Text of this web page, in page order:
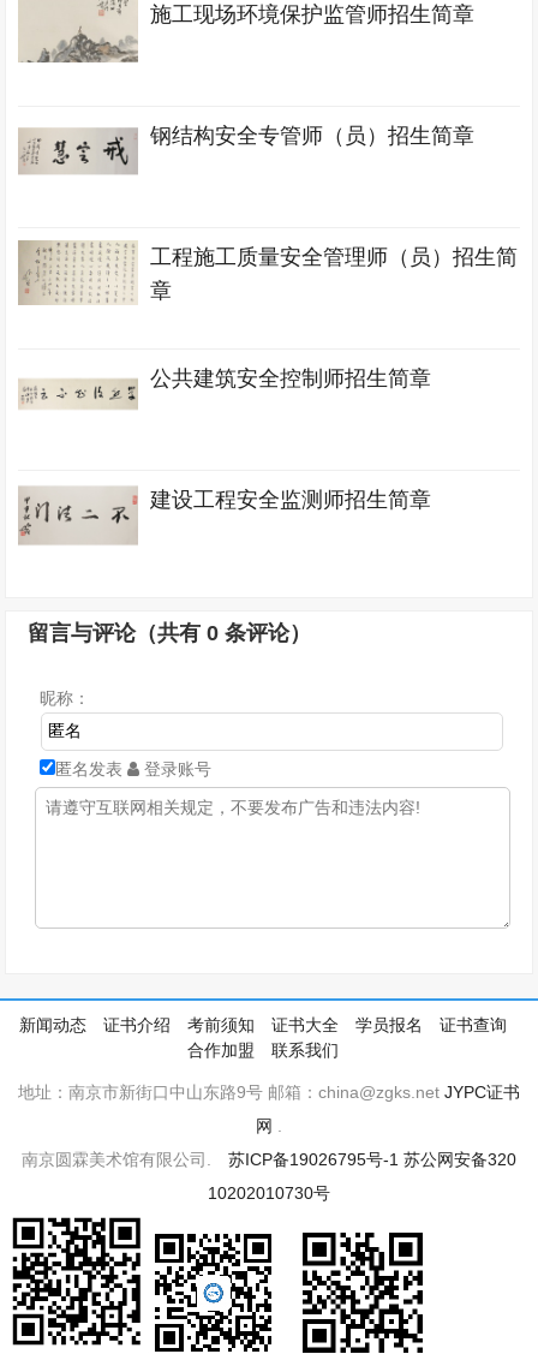
施工现场环境保护监管师招生简章
钢结构安全专管师（员）招生简章
工程施工质量安全管理师（员）招生简
章
公共建筑安全控制师招生简章
建设工程安全监测师招生简章
留言与评论（共有0 条评论）
昵称：
匿名发表 登录账号
新闻动态 证书介绍 考前须知 证书大全 学员报名
证书查询
合作加盟
联系我们
地址：南京市新街口中山东路9号 邮箱：china@zgks.net JYPC证书
网
南京圆霖美术馆有限公司. 苏ICP备19026795号-1 苏公网安备320
10202010730号